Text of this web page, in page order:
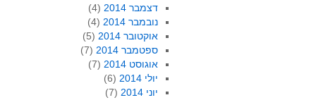
דצמבר 2014
(4)
נובמבר 2014
(4)
אוקטובר 2014
(5)
ספטמבר 2014
(7)
אוגוסט 2014
(7)
יולי 2014
(6)
יוני 2014
(7)